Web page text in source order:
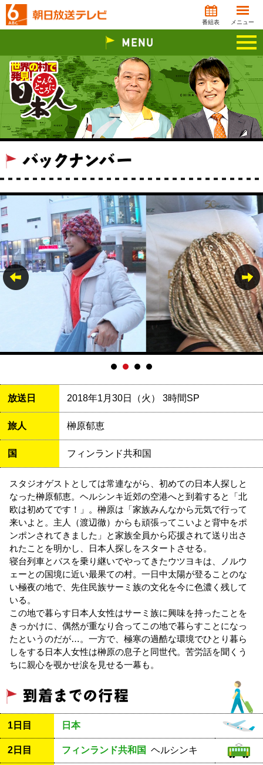
番組表 メニュー
放送日 2018年1月30日（火） 3時間SP
旅人 榊原郁恵
国 フィンランド共和国
スタジオゲストとしては常連ながら、初めての日本人探しと
なった榊原郁恵。ヘルシンキ近郊の空港へと到着すると「北
欧は初めてです！」。榊原は「家族みんなから元気で行って
来いよと。主人（渡辺徹）からも頑張ってこいよと背中をポ
ンポンされてきました」と家族全員から応援されて送り出さ
れたことを明かし、日本人探しをスタートさせる。
寝台列車とバスを乗り継いでやってきたウツヨキは、ノルウ
ェーとの国境に近い最果ての村。一日中太陽が登ることのな
い極夜の地で、先住民族サーミ族の文化を今に色濃く残して
いる。
この地で暮らす日本人女性はサーミ族に興味を持ったことを
きっかけに、偶然が重なり合ってこの地で暮らすことになっ
たというのだが…。一方で、極寒の過酷な環境でひとり暮ら
しをする日本人女性は榊原の息子と同世代。苦労話を聞くう
ちに親心を覗かせ涙を見せる一幕も。
1日目 日本
2日目 フィンランド共和国 ヘルシンキ